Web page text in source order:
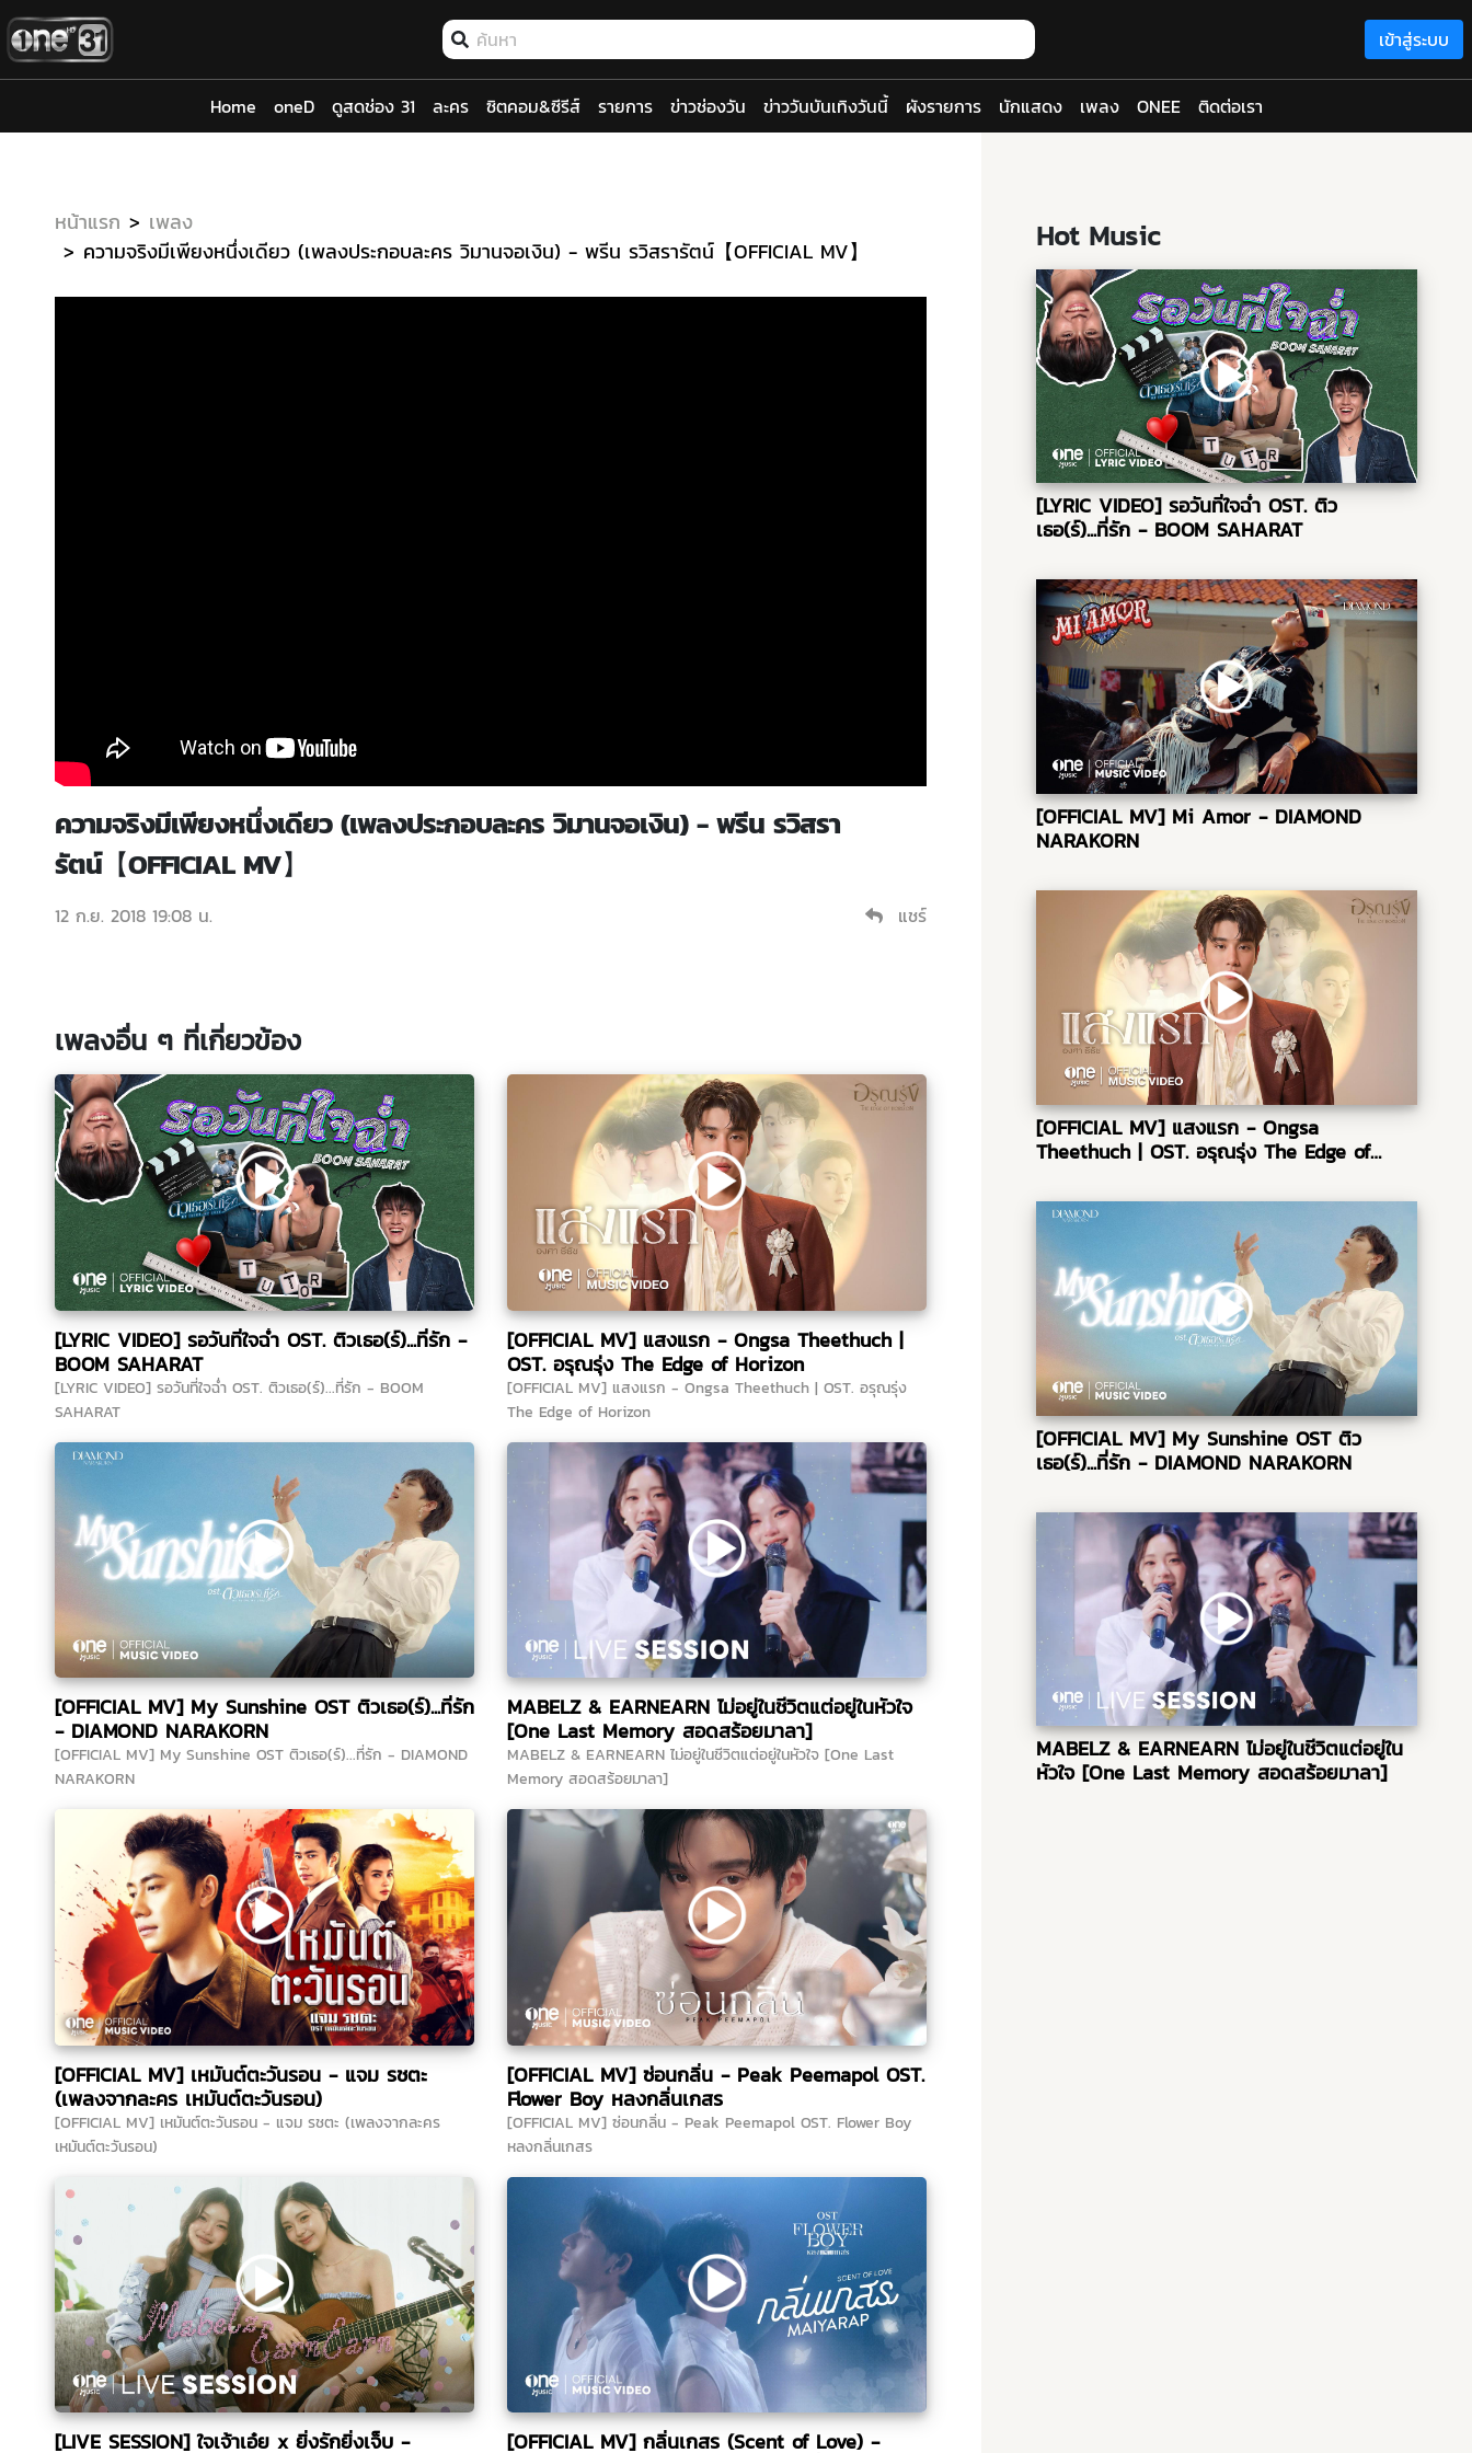
เข้าสู่ระบบ
Home oneD ดูสดช่อง 31 ละคร ซิตคอม&ซีรีส์ รายการ ข่าวช่องวัน ข่าววันบันเทิงวันนี้ ผังรายการ นักแสดง เพลง ONEE ติดต่อเรา
หน้าแรก
เพลง
ความจริงมีเพียงหนึ่งเดียว (เพลงประกอบละคร วิมานจอเงิน) - พรีน รวิสรารัตน์【OFFICIAL MV】
ความจริงมีเพียงหนึ่งเดียว (เพลงประกอบละคร วิมานจอเงิน) - พรีน รวิสรา
รัตน์【OFFICIAL MV】
12 ก.ย. 2018 19:08 น. แชร์
เพลงอื่น ๆ ที่เกี่ยวข้อง
[LYRIC VIDEO] รอวันที่ใจฉ่ำ OST. ติวเธอ(ร์)...ที่รัก -
BOOM SAHARAT
[LYRIC VIDEO] รอวันที่ใจฉ่ำ OST. ติวเธอ(ร์)...ที่รัก - BOOM
SAHARAT
[OFFICIAL MV] แสงแรก - Ongsa Theethuch |
OST. อรุณรุ่ง The Edge of Horizon
[OFFICIAL MV] แสงแรก - Ongsa Theethuch | OST. อรุณรุ่ง
The Edge of Horizon
[OFFICIAL MV] My Sunshine OST ติวเธอ(ร์)...ที่รัก
- DIAMOND NARAKORN
[OFFICIAL MV] My Sunshine OST ติวเธอ(ร์)...ที่รัก - DIAMOND
NARAKORN
MABELZ & EARNEARN ไม่อยู่ในชีวิตแต่อยู่ในหัวใจ
[One Last Memory สอดสร้อยมาลา]
MABELZ & EARNEARN ไม่อยู่ในชีวิตแต่อยู่ในหัวใจ [One Last
Memory สอดสร้อยมาลา]
[OFFICIAL MV] เหมันต์ตะวันรอน - แจม รชตะ
(เพลงจากละคร เหมันต์ตะวันรอน)
[OFFICIAL MV] เหมันต์ตะวันรอน - แจม รชตะ (เพลงจากละคร
เหมันต์ตะวันรอน)
[OFFICIAL MV] ซ่อนกลิ่น - Peak Peemapol OST.
Flower Boy หลงกลิ่นเกสร
[OFFICIAL MV] ซ่อนกลิ่น - Peak Peemapol OST. Flower Boy
หลงกลิ่นเกสร
[LIVE SESSION] ใจเจ้าเอ๋ย x ยิ่งรักยิ่งเจ็บ -
[OFFICIAL MV] กลิ่นเกสร (Scent of Love) -
Hot Music
[LYRIC VIDEO] รอวันที่ใจฉ่ำ OST. ติว
เธอ(ร์)...ที่รัก - BOOM SAHARAT
[OFFICIAL MV] Mi Amor - DIAMOND
NARAKORN
[OFFICIAL MV] แสงแรก - Ongsa
Theethuch | OST. อรุณรุ่ง The Edge of
[OFFICIAL MV] My Sunshine OST ติว
เธอ(ร์)...ที่รัก - DIAMOND NARAKORN
MABELZ & EARNEARN ไม่อยู่ในชีวิตแต่อยู่ใน
หัวใจ [One Last Memory สอดสร้อยมาลา]